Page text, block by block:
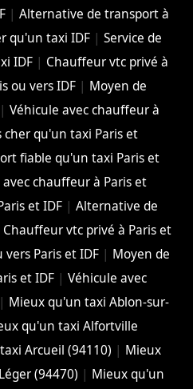
| Alternative de transport à
qu'un taxi IDF |Service de
IDF | Chauffeur vtc privé à
ou vers IDF | Moyen de
Véhicule avec chauffeur à
cher qu'un taxi Paris et
fiable qu'un taxi Paris et
chauffeur à Paris et
et IDF |Alternative de
Chauffeur vtc privé à Paris et
Paris et IDF | Moyen de
et IDF |Véhicule avec
| Mieux qu'un taxi Ablon-sur-
qu'un taxi Alfortville
Arcueil (94110) | Mieux
(94470) | Mieux qu'un